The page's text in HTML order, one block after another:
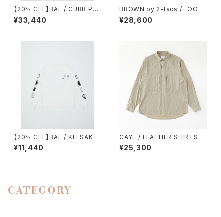
【20% OFF】BAL / CURB PO
CKET FIELD JACKET
¥33,440
BROWN by 2-tacs / LOOSE
SHORTS（NYLON）
¥28,600
【20% OFF】BAL / KEI SAKA
WAKI 2
¥11,440
CAYL / FEATHER SHIRTS
¥25,300
CATEGORY